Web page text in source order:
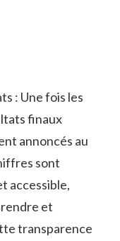
: ⁣Une fois les‌
finaux
annoncés au
sont
accessible,
et
transparence